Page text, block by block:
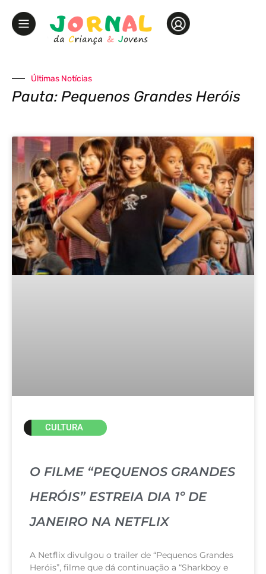
Últimas Notícias
Pauta: Pequenos Grandes Heróis
CULTURA
O FILME “PEQUENOS GRANDES
HERÓIS” ESTREIA DIA 1º DE
JANEIRO NA NETFLIX
A Netflix divulgou o trailer de “Pequenos Grandes
Heróis”, filme que dá continuação a “Sharkboy e